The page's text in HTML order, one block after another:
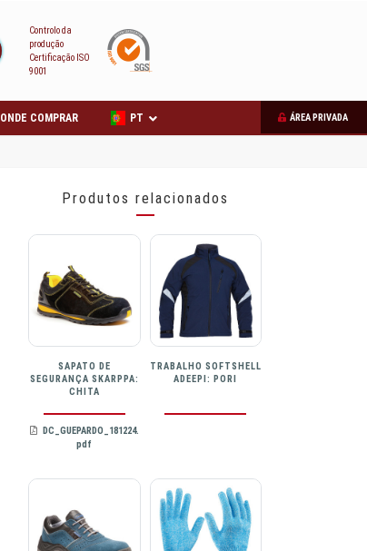
Controlo da
produção
Certificação ISO
9001
ONDE COMPRAR ÁREA PRIVADA
PT
Produtos relacionados
SAPATO DE
SEGURANÇA SKARPPA:
CHITA
DC_GUEPARDO_181224.
pdf
TRABALHO SOFTSHELL
ADEEPI: PORI